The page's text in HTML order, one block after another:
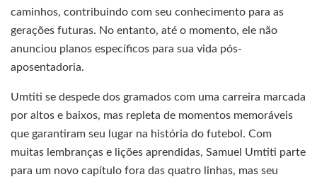
caminhos, contribuindo com seu conhecimento para as
gerações futuras. No entanto, até o momento, ele não
anunciou planos específicos para sua vida pós-
aposentadoria.
Umtiti se despede dos gramados com uma carreira marcada
por altos e baixos, mas repleta de momentos memoráveis
que garantiram seu lugar na história do futebol. Com
muitas lembranças e lições aprendidas, Samuel Umtiti parte
para um novo capítulo fora das quatro linhas, mas seu